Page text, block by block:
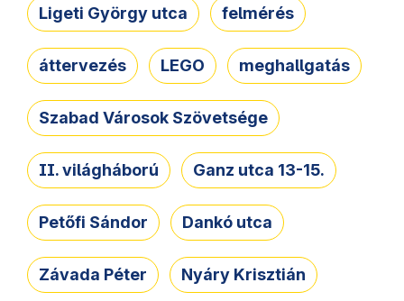
Ligeti György utca felmérés
áttervezés LEGO meghallgatás
Szabad Városok Szövetsége
II. világháború Ganz utca 13-15.
Petőfi Sándor Dankó utca
Závada Péter Nyáry Krisztián